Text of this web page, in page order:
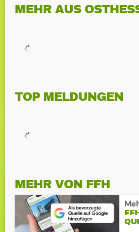
MEHR AUS
TOP MELDUNGEN
MEHR VON FFH